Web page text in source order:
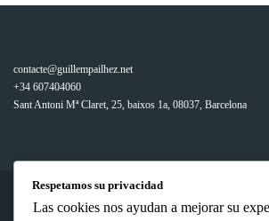
contacte@guillempailhez.net
+34 607404060
Sant Antoni Mª Claret, 25, baixos 1a, 08037, Barcelona
© 2021 Guillem Pailhez
Respetamos su privacidad
Las cookies nos ayudan a mejorar su